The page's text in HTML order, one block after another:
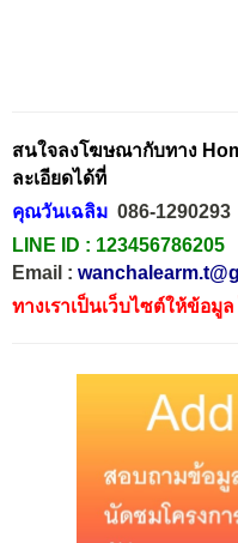
สนใจลงโฆษณากับทาง
ละเอียดได้ที่
คุณวันเฉลิม 086-1290293
LINE ID : 123456786205
Email :
ทางเราเป็นเว็บไซต์ให้ข้อมู